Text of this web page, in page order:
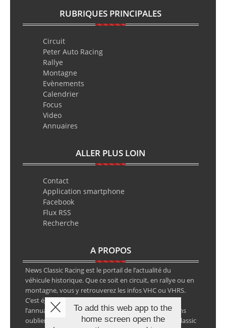
RUBRIQUES PRINCIPALES
Circuit
Peter Auto Racing
Rallye
Montagne
Evènements
Calendrier
Focus
Video
Annuaires
ALLER PLUS LOIN
Contact
Application smartphone
Facebook
Flux RSS
Recherche
A PROPOS
News Classic Racing est le portail de l’actualité du
véhicule historique. Que ce soit en circuit, en rallye ou en
montagne, vous y retrouverez les infos VHC ou VHRS.
C’est également le calendrier des épreuves ainsi que
l’annuaire des spécialistes de la voiture ancienne, sans
oublier les petites annonces avec notre partenaire Classic
To add this web app to the
home screen open the